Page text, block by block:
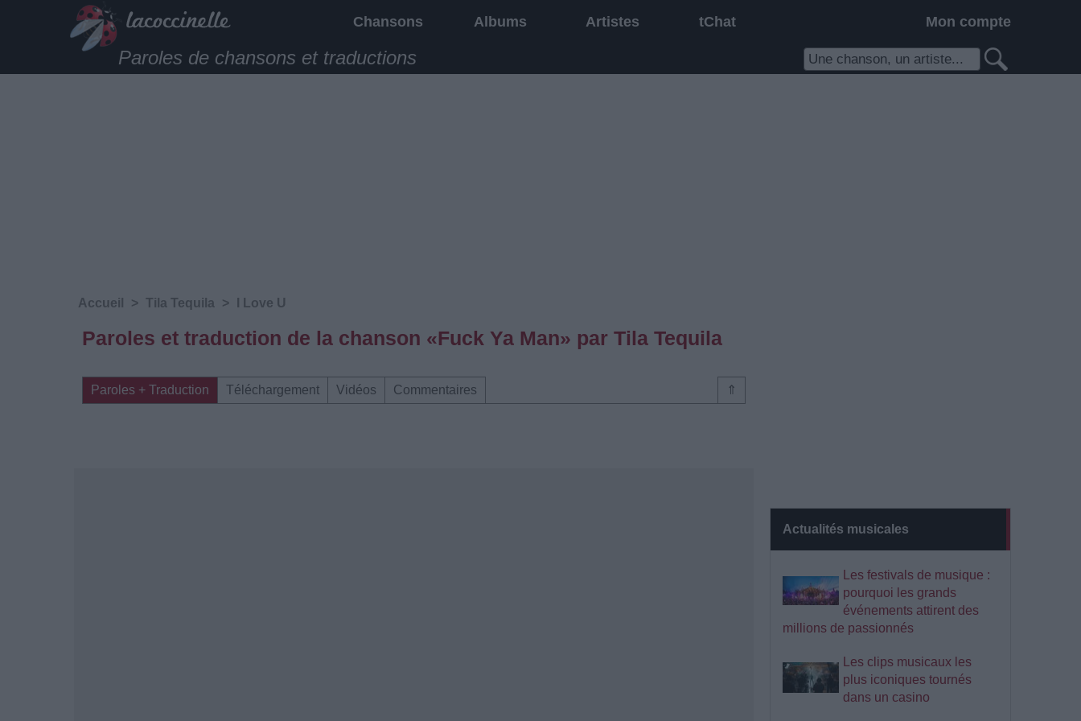
Chansons Albums Artistes tChat Mon compte
Paroles de chansons et traductions
Actualités musicales
Les festivals de musique :
pourquoi les grands
événements attirent des
millions de passionnés
Les clips musicaux les
plus iconiques tournés
dans un casino
Accueil > Tila Tequila > I Love U
Paroles et traduction de la chanson «Fuck Ya Man» par Tila Tequila
⇑
Paroles + Traduction Téléchargement Vidéos Commentaires